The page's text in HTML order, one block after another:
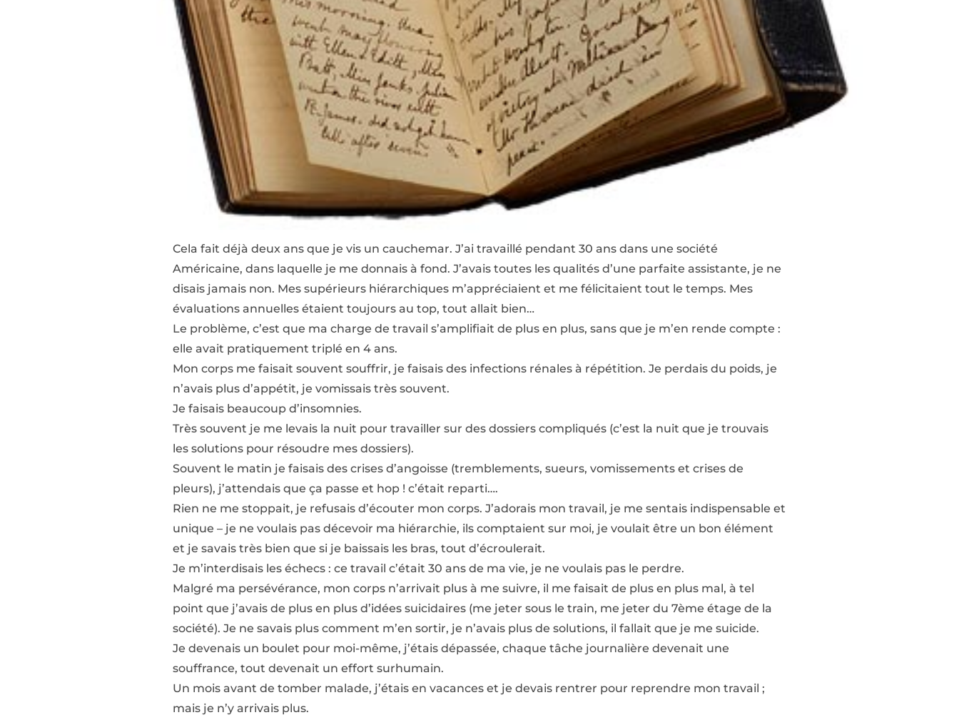
Cela fait déjà deux ans que je vis un cauchemar. J’ai travaillé pendant 30 ans dans une société
Américaine, dans laquelle je me donnais à fond. J’avais toutes les qualités d’une parfaite assistante, je ne
disais jamais non. Mes supérieurs hiérarchiques m’appréciaient et me félicitaient tout le temps. Mes
évaluations annuelles étaient toujours au top, tout allait bien…
Le problème, c’est que ma charge de travail s’amplifiait de plus en plus, sans que je m’en rende compte :
elle avait pratiquement triplé en 4 ans.
Mon corps me faisait souvent souffrir, je faisais des infections rénales à répétition. Je perdais du poids, je
n’avais plus d’appétit, je vomissais très souvent.
Je faisais beaucoup d’insomnies.
Très souvent je me levais la nuit pour travailler sur des dossiers compliqués (c’est la nuit que je trouvais
les solutions pour résoudre mes dossiers).
Souvent le matin je faisais des crises d’angoisse (tremblements, sueurs, vomissements et crises de
pleurs), j’attendais que ça passe et hop ! c’était reparti….
Rien ne me stoppait, je refusais d’écouter mon corps. J’adorais mon travail, je me sentais indispensable et
unique – je ne voulais pas décevoir ma hiérarchie, ils comptaient sur moi, je voulait être un bon élément
et je savais très bien que si je baissais les bras, tout d’écroulerait.
Je m’interdisais les échecs : ce travail c’était 30 ans de ma vie, je ne voulais pas le perdre.
Malgré ma persévérance, mon corps n’arrivait plus à me suivre, il me faisait de plus en plus mal, à tel
point que j’avais de plus en plus d’idées suicidaires (me jeter sous le train, me jeter du 7ème étage de la
société). Je ne savais plus comment m’en sortir, je n’avais plus de solutions, il fallait que je me suicide.
Je devenais un boulet pour moi-même, j’étais dépassée, chaque tâche journalière devenait une
souffrance, tout devenait un effort surhumain.
Un mois avant de tomber malade, j’étais en vacances et je devais rentrer pour reprendre mon travail ;
mais je n’y arrivais plus.